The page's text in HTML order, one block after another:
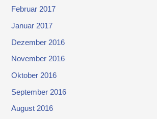
Februar 2017
Januar 2017
Dezember 2016
November 2016
Oktober 2016
September 2016
August 2016